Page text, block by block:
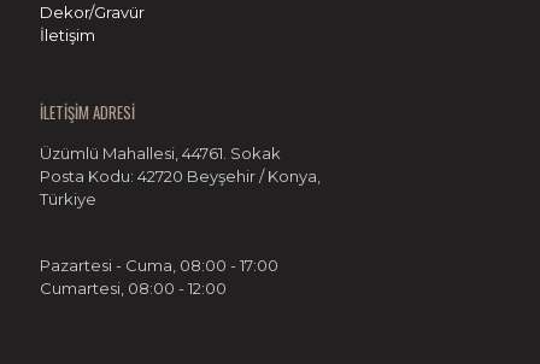
Dekor/Gravür
İletişim
İLETİŞİM ADRESİ
Üzümlü Mahallesi, 44761. Sokak
Posta Kodu: 42720 Beyşehir / Konya,
Türkiye
Pazartesi - Cuma, 08:00 - 17:00
Cumartesi, 08:00 - 12:00